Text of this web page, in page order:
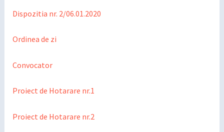
Dispozitia nr. 2/06.01.2020
Ordinea de zi
Convocator
Proiect de Hotarare nr.1
Proiect de Hotarare nr.2